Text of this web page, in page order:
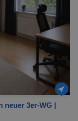
neuer 3er-WG |